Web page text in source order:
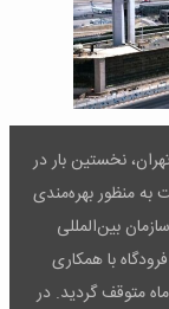
نخستین بار در
به منظور بهره‌مندی
بین‌المللی
با همکاری
متوقف گردید. در